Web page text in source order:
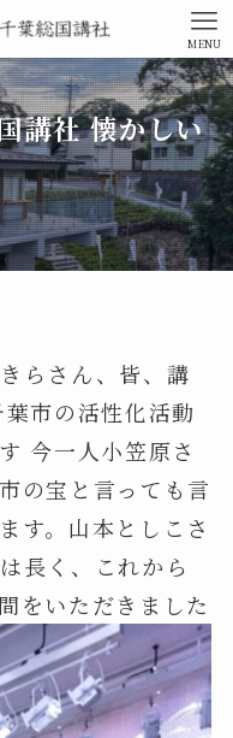
MENU
講社 懐かしい
らさん、皆、講
市の活性化活動
今一人小笠原さ
の宝と言っても言
す。山本としこさ
長く、これから
をいただきました